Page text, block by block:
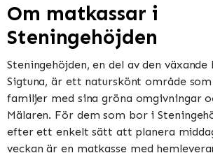
Om matkassar i
Steningehöjden
Steningehöjden, en del av den växande
Sigtuna, är ett naturskönt område
familjer med sina gröna omgivningar
Mälaren. För dem som bor i
efter ett enkelt sätt att planera
veckan är en matkasse med